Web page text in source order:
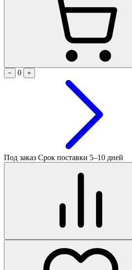
−
0 +
Под заказ Срок поставки 5–10 дней